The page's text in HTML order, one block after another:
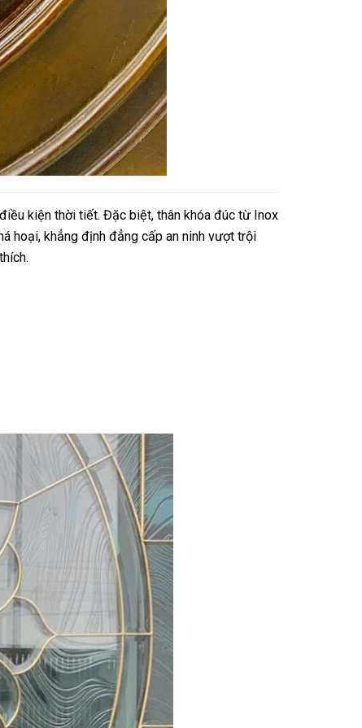
kiện thời tiết. Đặc biệt, thân khóa đúc từ Inox
hoại, khẳng định đẳng cấp an ninh vượt trội